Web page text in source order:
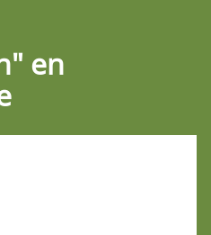
en